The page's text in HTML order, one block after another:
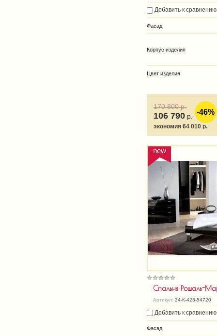
Добавить к сравнению
Фасад
Корпус изделия
Цвет изделия
-46%
170 800р.
106 790 р.
экономия 64 010 р.
new
Спальня Рошаль-
Артикул: 34-К-423-54720
Добавить к сравнению
Фасад